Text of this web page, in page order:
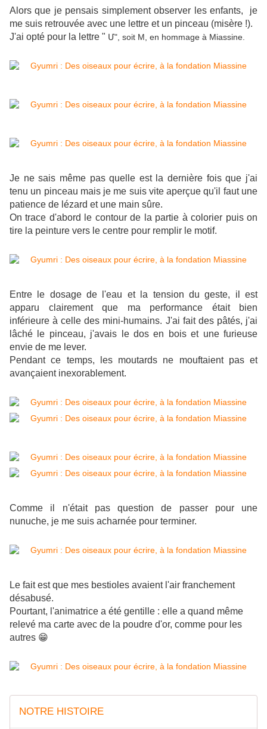
Alors que je pensais simplement observer les enfants, je
me suis retrouvée avec une lettre et un pinceau (misère !).
J'ai opté pour la lettre " Մ", soit M, en hommage à Miassine.
Je ne sais même pas quelle est la dernière fois que j'ai
tenu un pinceau mais je me suis vite aperçue qu'il faut une
patience de lézard et une main sûre.
On trace d'abord le contour de la partie à colorier puis on
tire la peinture vers le centre pour remplir le motif.
Entre le dosage de l'eau et la tension du geste, il est
apparu clairement que ma performance était bien
inférieure à celle des mini-humains. J'ai fait des pâtés, j'ai
lâché le pinceau, j'avais le dos en bois et une furieuse
envie de me lever.
Pendant ce temps, les moutards ne mouftaient pas et
avançaient inexorablement.
Comme il n'était pas question de passer pour une
nunuche, je me suis acharnée pour terminer.
Le fait est que mes bestioles avaient l'air franchement
désabusé.
Pourtant, l'animatrice a été gentille : elle a quand même
relevé ma carte avec de la poudre d'or, comme pour les
autres 😁
NOTRE HISTOIRE